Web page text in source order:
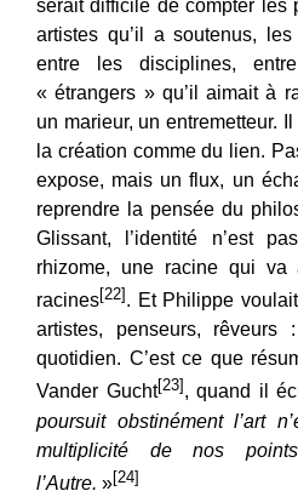
serait difficile de compter les
artistes qu’il a soutenus,
entre les disciplines,
« étrangers » qu’il aimait à
un marieur, un entremetteur.
la création comme du lien.
expose, mais un flux, un
reprendre la pensée du
Glissant, l’identité n’est
rhizome, une racine qui va
racines[22] . Et Philippe
artistes, penseurs, rêveurs
quotidien. C’est ce que
Vander Gucht[23] , quand il
poursuit obstinément l’art
multiplicité de nos
l’Autre. »[24]